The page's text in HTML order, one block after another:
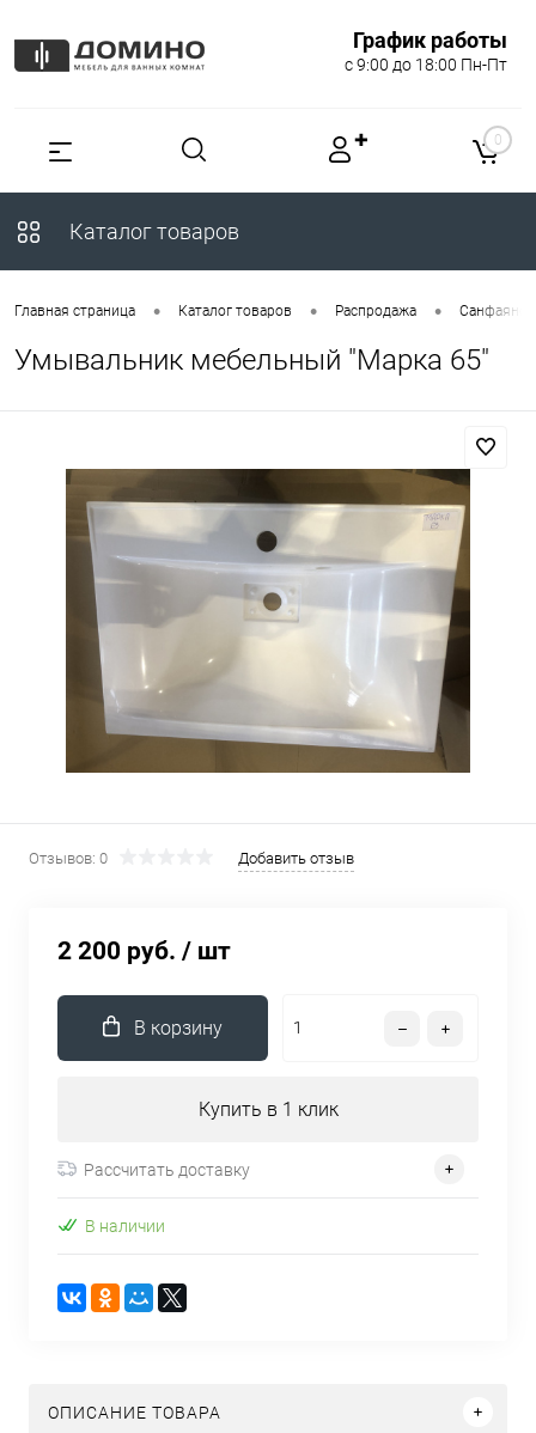
График работы
с 9:00 до 18:00 Пн-Пт
✚ 0
Каталог товаров
Главная страница • Каталог товаров • Распродажа • Санфаянс
Умывальник мебельный "Марка 65"
Отзывов: 0 Добавить отзыв
2 200 руб. / шт
В корзину
Купить в 1 клик
Рассчитать доставку
В наличии
ОПИСАНИЕ ТОВАРА